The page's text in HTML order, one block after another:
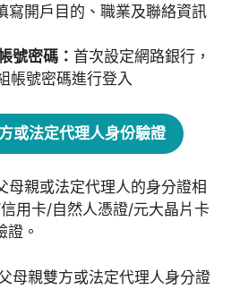
寫開戶目的、職業及聯絡資訊
號密碼： 首次設定網路銀行，
帳號密碼進行登入
或法定代理人身份驗證
母親或法定代理人的身分證相
用卡/自然人憑證/元大晶片卡
證。
父母親雙方或法定代理人身分證